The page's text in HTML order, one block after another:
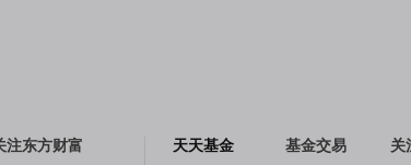
注东方财富 天天基金 基金交易 关